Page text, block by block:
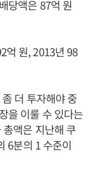
당액은 87억 원
억 원, 2013년 98
더 투자해야 중
을 이룰 수 있다는
액은 지난해 쿠
6분의 1 수준이